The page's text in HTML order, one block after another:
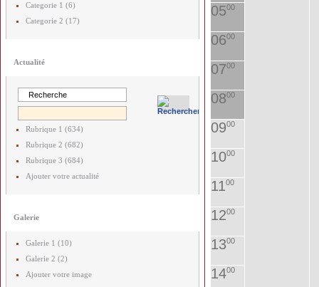
Categorie 1 (6)
Categorie 2 (17)
Actualité
Rubrique 1 (634)
Rubrique 2 (682)
Rubrique 3 (684)
Ajouter votre actualité
Galerie
Galerie 1 (10)
Galerie 2 (2)
Ajouter votre image
0500
0600
0700
0800
0900
1000
1100
1200
1300
1400